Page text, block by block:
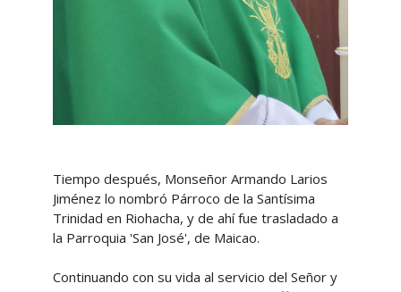
Tiempo después, Monseñor Armando Larios
Jiménez lo nombró Párroco de la Santísima
Trinidad en Riohacha, y de ahí fue trasladado a
la Parroquia 'San José', de Maicao.
Continuando con su vida al servicio del Señor y